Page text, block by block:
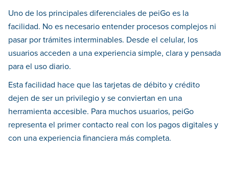
Uno de los principales diferenciales de peiGo es la
facilidad. No es necesario entender procesos complejos ni
pasar por trámites interminables. Desde el celular, los
usuarios acceden a una experiencia simple, clara y pensada
para el uso diario.
Esta facilidad hace que las tarjetas de débito y crédito
dejen de ser un privilegio y se conviertan en una
herramienta accesible. Para muchos usuarios, peiGo
representa el primer contacto real con los pagos digitales y
con una experiencia financiera más completa.